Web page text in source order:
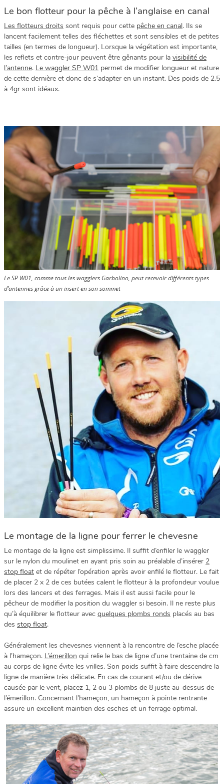
Le bon flotteur pour la pêche à l’anglaise en canal
Les flotteurs droits sont requis pour cette pêche en canal. Ils se
lancent facilement telles des fléchettes et sont sensibles et de petites
tailles (en termes de longueur). Lorsque la végétation est importante,
les reflets et contre-jour peuvent être gênants pour la visibilité de
l’antenne. Le waggler SP W01 permet de modifier longueur et nature
de cette dernière et donc de s’adapter en un instant. Des poids de 2.5
à 4gr sont idéaux.
Le SP W01, comme tous les wagglers Garbolino, peut recevoir différents types
d’antennes grâce à un insert en son sommet
Le montage de la ligne pour ferrer le chevesne
Le montage de la ligne est simplissime. Il suffit d’enfiler le waggler
sur le nylon du moulinet en ayant pris soin au préalable d’insérer 2
stop float et de répéter l’opération après avoir enfilé le flotteur. Le fait
de placer 2 x 2 de ces butées calent le flotteur à la profondeur voulue
lors des lancers et des ferrages. Mais il est aussi facile pour le
pêcheur de modifier la position du waggler si besoin. Il ne reste plus
qu’à équilibrer le flotteur avec quelques plombs ronds placés au bas
des stop float.
Généralement les chevesnes viennent à la rencontre de l’esche placée
à l’hameçon. L’émerillon qui relie le bas de ligne d’une trentaine de cm
au corps de ligne évite les vrilles. Son poids suffit à faire descendre la
ligne de manière très délicate. En cas de courant et/ou de dérive
causée par le vent, placez 1, 2 ou 3 plombs de 8 juste au-dessus de
l’émerillon. Concernant l’hameçon, un hameçon à pointe rentrante
assure un excellent maintien des esches et un ferrage optimal.